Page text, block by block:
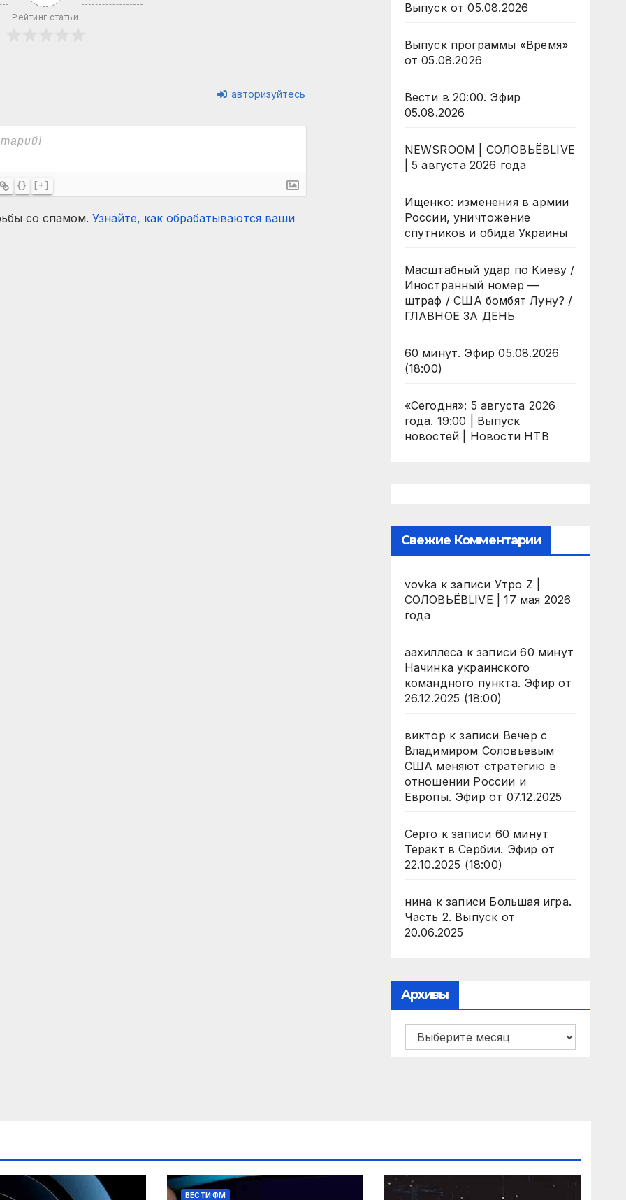
Рейтинг статьи
авторизуйтесь
{} [+]
со спамом. Узнайте, как обрабатываются ваши
Выпуск от 05.08.2026
Выпуск программы «Время»
от 05.08.2026
Вести в 20:00. Эфир
05.08.2026
NEWSROOM | СОЛОВЬЁВLIVE
| 5 августа 2026 года
Ищенко: изменения в армии
России, уничтожение
спутников и обида Украины
Масштабный удар по Киеву /
Иностранный номер —
штраф / США бомбят Луну? /
ГЛАВНОЕ ЗА ДЕНЬ
60 минут. Эфир 05.08.2026
(18:00)
«Сегодня»: 5 августа 2026
года. 19:00 | Выпуск
новостей | Новости НТВ
Свежие Комментарии
vovka к записи Утро Z |
СОЛОВЬЁВLIVE | 17 мая 2026
года
аахиллеса к записи60 минут
Начинка украинского
командного пункта. Эфир от
26.12.2025 (18:00)
виктор к записи Вечер с
Владимиром Соловьевым
США меняют стратегию в
отношении России и
Европы. Эфир от 07.12.2025
Серго к записи 60 минут
Теракт в Сербии. Эфир от
22.10.2025 (18:00)
нина к записи Большая игра.
Часть 2. Выпуск от
20.06.2025
Архивы
Архивы
ВЕСТИ ФМ